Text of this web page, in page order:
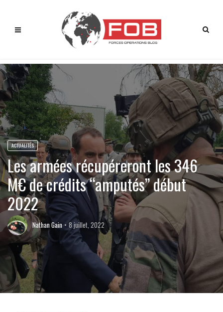
ACTUALITÉS
Les armées récupéreront les 346
M€ de crédits “amputés” début
2022
Nathan Gain 8 juillet, 2022